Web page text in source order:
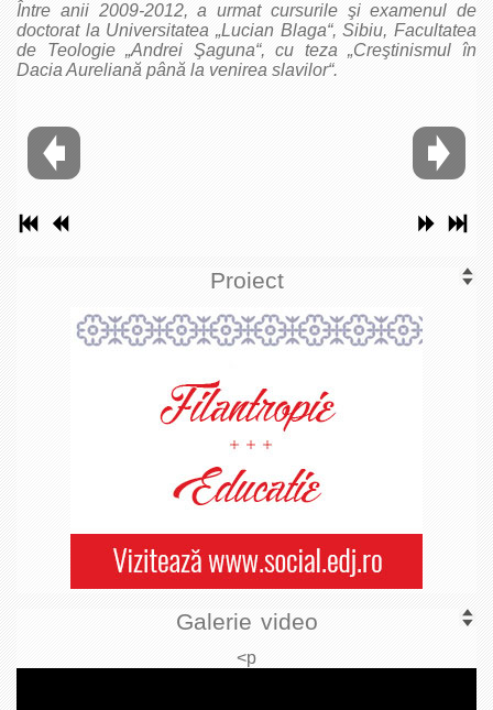
Între anii 2009-2012, a urmat cursurile şi examenul de
doctorat la Universitatea „Lucian Blaga“, Sibiu, Facultatea
de Teologie „Andrei Şaguna“, cu teza „Creştinismul în
Dacia Aureliană până la venirea slavilor“.
Proiect
Galerie video
<p